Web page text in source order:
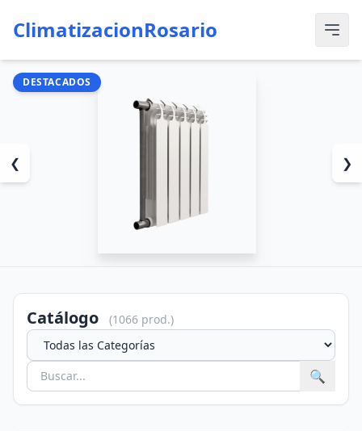
ClimatizacionRosario
DESTACADOS
❮ ❯
Catálogo (1066 prod.)
🔍